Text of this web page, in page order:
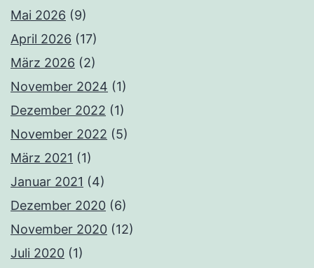
Mai 2026 (9)
April 2026 (17)
März 2026 (2)
November 2024 (1)
Dezember 2022 (1)
November 2022 (5)
März 2021 (1)
Januar 2021 (4)
Dezember 2020 (6)
November 2020 (12)
Juli 2020 (1)